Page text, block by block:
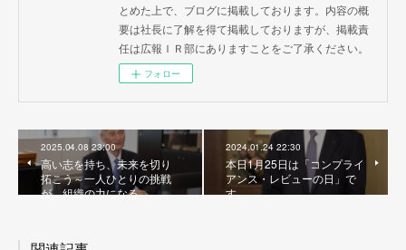
とめた上で、ブログに掲載しております。内容の概
要は社長に了解を得て掲載しておりますが、掲載責
任は広報ＩＲ部にありますことをご了承ください。
フォロー
2025.04.08 23:00
高い志を持ち、未来を切り
拓こう～一人ひとりの挑戦
が、組織の力になる
2024.01.24 22:30
本日1月25日は「コンプライ
アンス・レビューの日」で
す。